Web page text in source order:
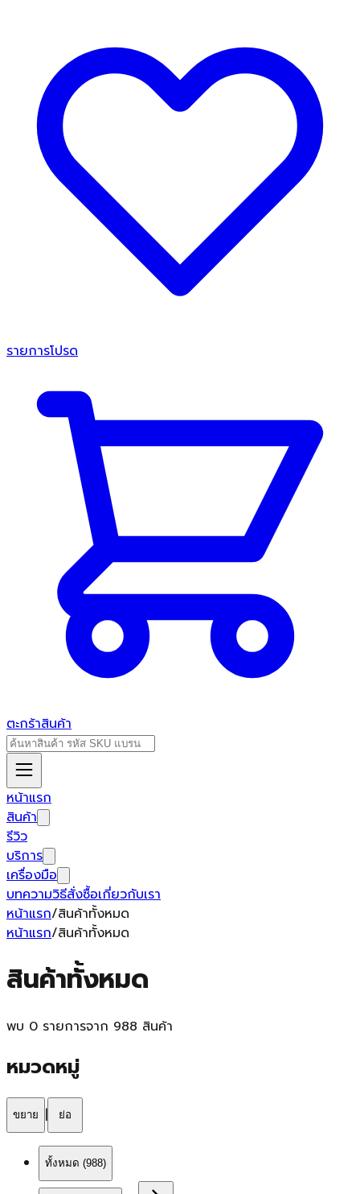
รายการโปรด
ตะกร้าสินค้า
หน้าแรก
สินค้า
รีวิว
บริการ
เครื่องมือ
บทความวิธีสั่งซื้อเกี่ยวกับเรา
หน้าแรก/สินค้าทั้งหมด
หน้าแรก/สินค้าทั้งหมด
สินค้าทั้งหมด
พบ 0 รายการจาก 988 สินค้า
หมวดหมู่
ขยาย | ย่อ
ทั้งหมด (988)